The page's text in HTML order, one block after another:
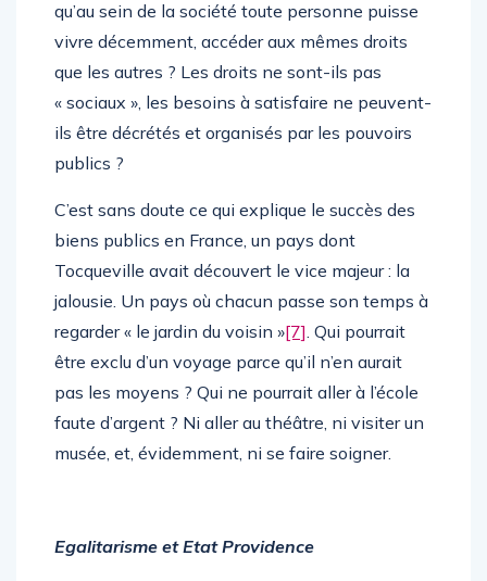
qu’au sein de la société toute personne puisse
vivre décemment, accéder aux mêmes droits
que les autres ? Les droits ne sont-ils pas
« sociaux », les besoins à satisfaire ne peuvent-
ils être décrétés et organisés par les pouvoirs
publics ?
C’est sans doute ce qui explique le succès des
biens publics en France, un pays dont
Tocqueville avait découvert le vice majeur : la
jalousie. Un pays où chacun passe son temps à
regarder « le jardin du voisin »[7]. Qui pourrait
être exclu d’un voyage parce qu’il n’en aurait
pas les moyens ? Qui ne pourrait aller à l’école
faute d’argent ? Ni aller au théâtre, ni visiter un
musée, et, évidemment, ni se faire soigner.
Egalitarisme et Etat Providence